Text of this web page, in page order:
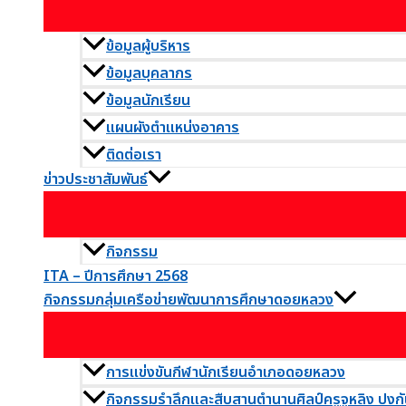
ข้อมูลผู้บริหาร
ข้อมูลบุคลากร
ข้อมูลนักเรียน
แผนผังตำแหน่งอาคาร
ติดต่อเรา
ข่าวประชาสัมพันธ์
กิจกรรม
ITA – ปีการศึกษา 2568
กิจกรรมกลุ่มเครือข่ายพัฒนาการศึกษาดอยหลวง
การแข่งขันกีฬานักเรียนอำเภอดอยหลวง
กิจกรรมรำลึกและสืบสานตำนานศิลป์ครูจูหลิง ปง